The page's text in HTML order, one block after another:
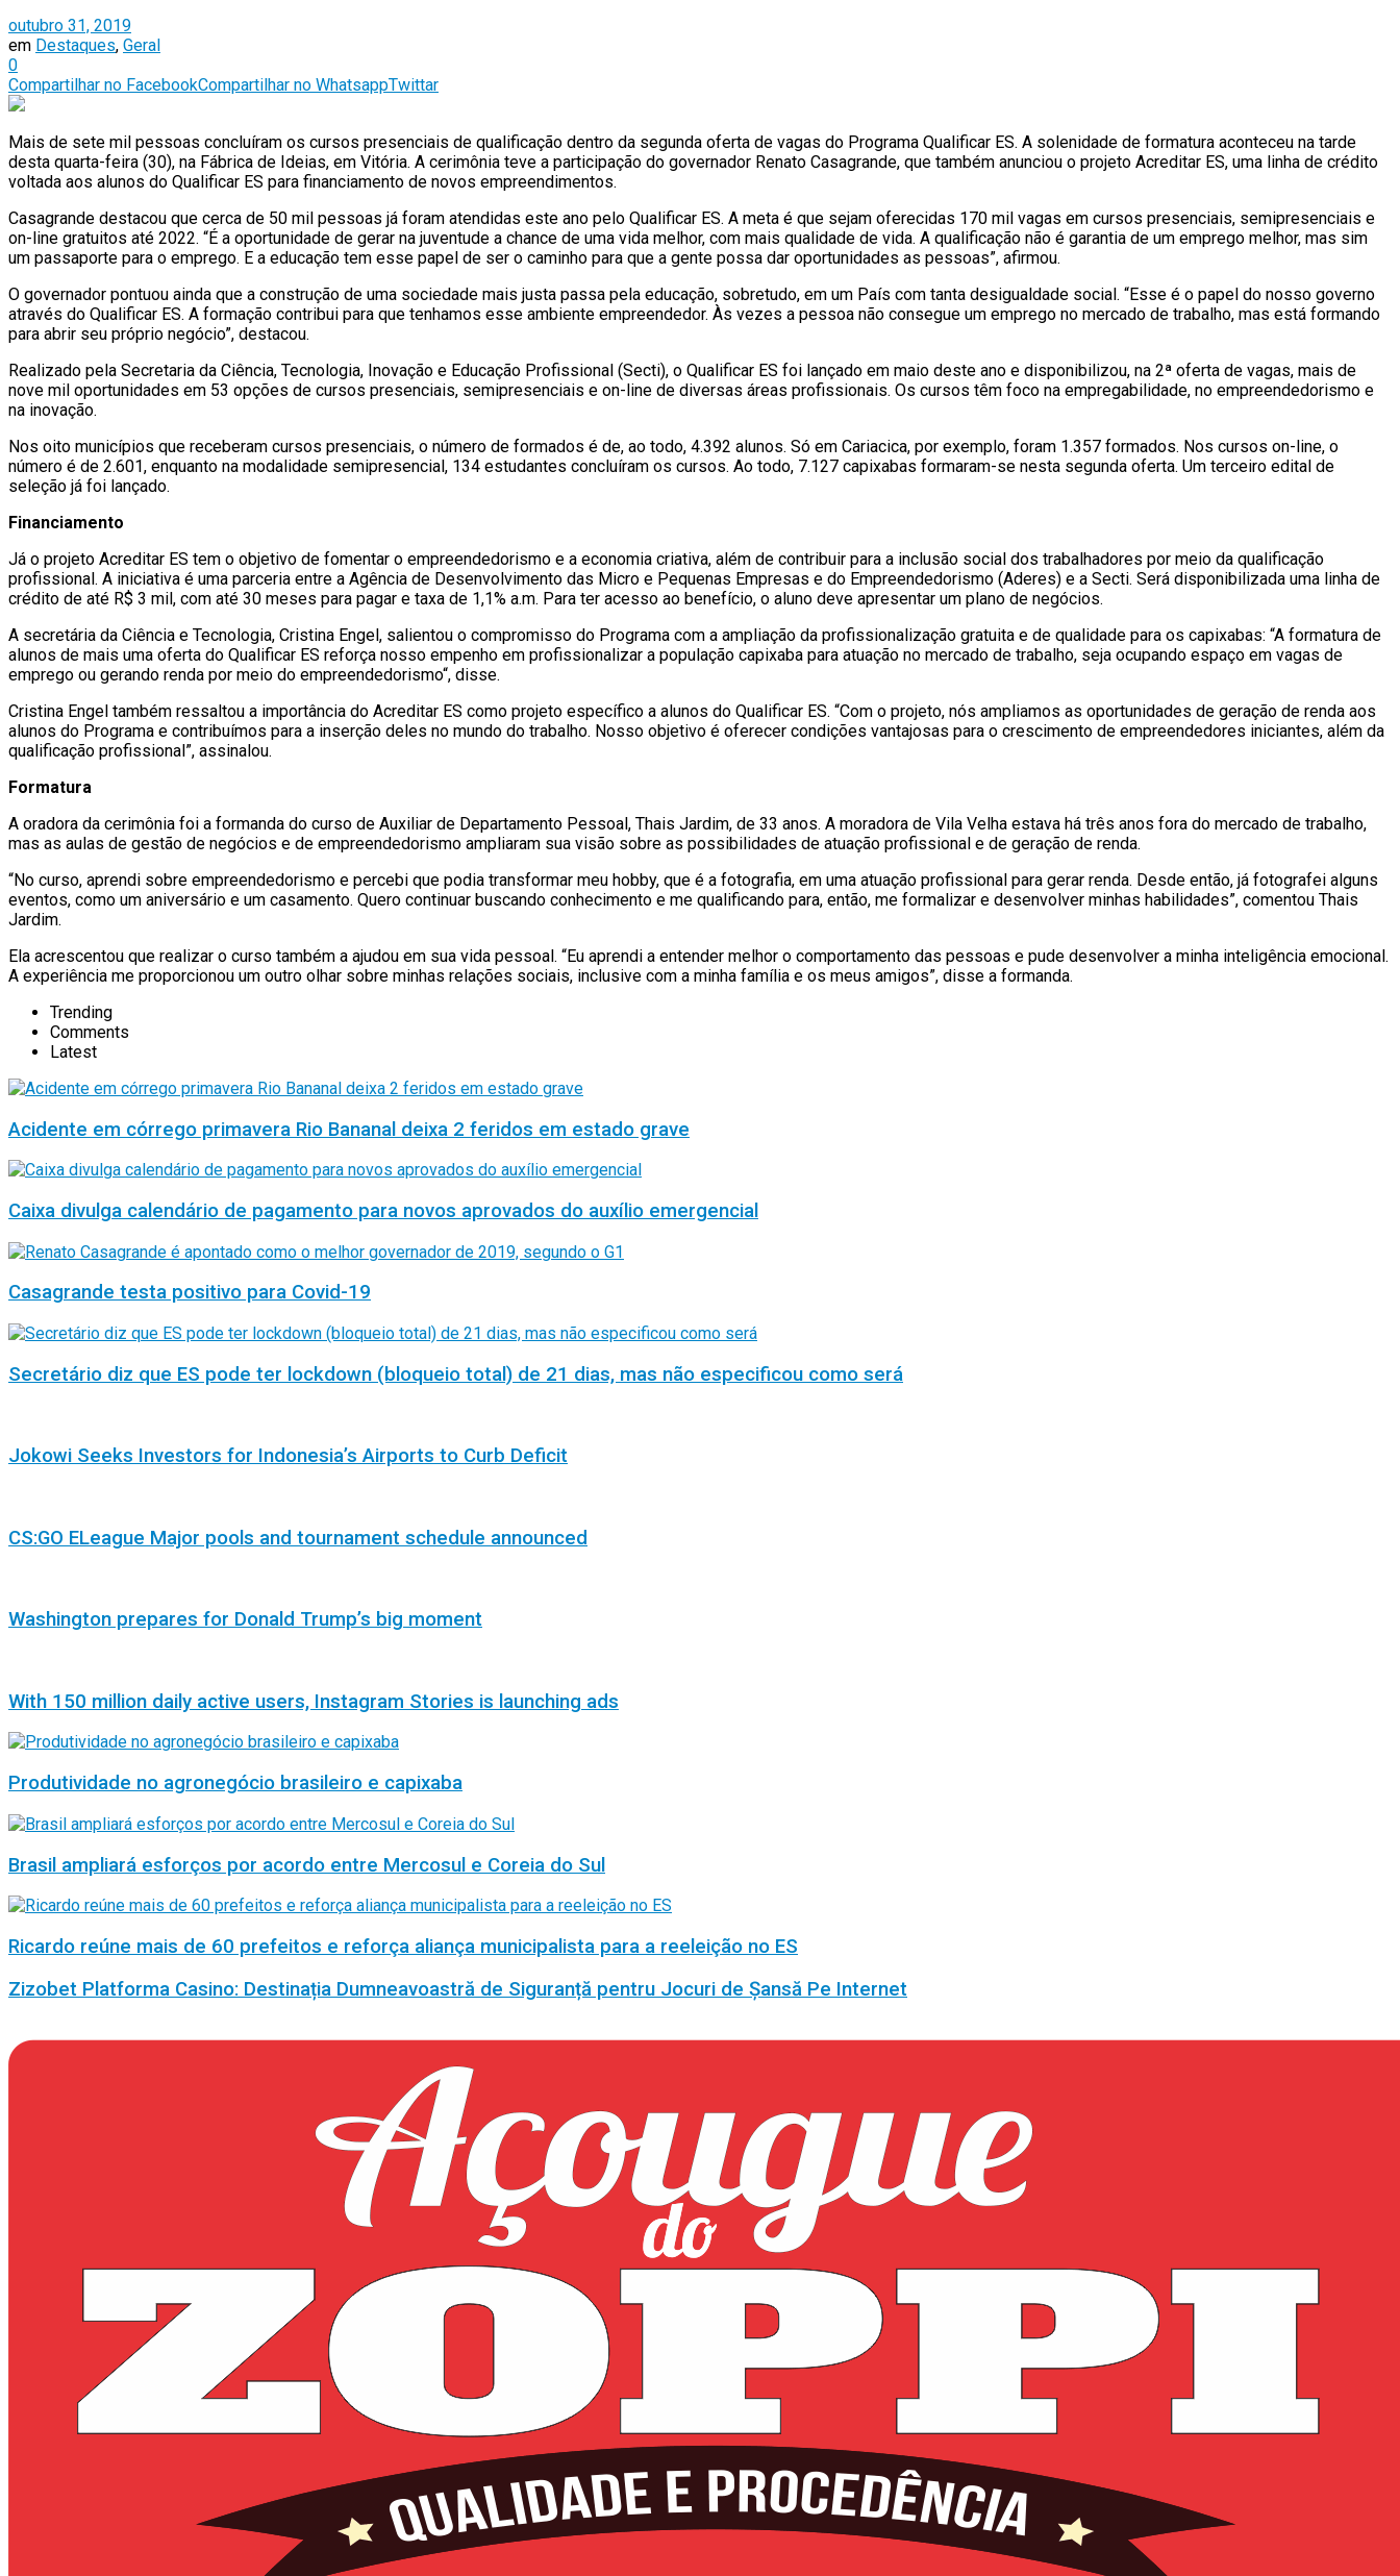
outubro 31, 2019
em Destaques, Geral
0
Compartilhar no FacebookCompartilhar no WhatsappTwittar
Mais de sete mil pessoas concluíram os cursos presenciais de qualificação dentro da segunda oferta de vagas do Programa Qualificar ES. A solenidade de formatura aconteceu na tarde
desta quarta-feira (30), na Fábrica de Ideias, em Vitória. A cerimônia teve a participação do governador Renato Casagrande, que também anunciou o projeto Acreditar ES, uma linha de crédito
voltada aos alunos do Qualificar ES para financiamento de novos empreendimentos.
Casagrande destacou que cerca de 50 mil pessoas já foram atendidas este ano pelo Qualificar ES. A meta é que sejam oferecidas 170 mil vagas em cursos presenciais, semipresenciais e
on-line gratuitos até 2022. “É a oportunidade de gerar na juventude a chance de uma vida melhor, com mais qualidade de vida. A qualificação não é garantia de um emprego melhor, mas sim
um passaporte para o emprego. E a educação tem esse papel de ser o caminho para que a gente possa dar oportunidades as pessoas”, afirmou.
O governador pontuou ainda que a construção de uma sociedade mais justa passa pela educação, sobretudo, em um País com tanta desigualdade social. “Esse é o papel do nosso governo
através do Qualificar ES. A formação contribui para que tenhamos esse ambiente empreendedor. Às vezes a pessoa não consegue um emprego no mercado de trabalho, mas está formando
para abrir seu próprio negócio”, destacou.
Realizado pela Secretaria da Ciência, Tecnologia, Inovação e Educação Profissional (Secti), o Qualificar ES foi lançado em maio deste ano e disponibilizou, na 2ª oferta de vagas, mais de
nove mil oportunidades em 53 opções de cursos presenciais, semipresenciais e on-line de diversas áreas profissionais. Os cursos têm foco na empregabilidade, no empreendedorismo e
na inovação.
Nos oito municípios que receberam cursos presenciais, o número de formados é de, ao todo, 4.392 alunos. Só em Cariacica, por exemplo, foram 1.357 formados. Nos cursos on-line, o
número é de 2.601, enquanto na modalidade semipresencial, 134 estudantes concluíram os cursos. Ao todo, 7.127 capixabas formaram-se nesta segunda oferta. Um terceiro edital de
seleção já foi lançado.
Financiamento
Já o projeto Acreditar ES tem o objetivo de fomentar o empreendedorismo e a economia criativa, além de contribuir para a inclusão social dos trabalhadores por meio da qualificação
profissional. A iniciativa é uma parceria entre a Agência de Desenvolvimento das Micro e Pequenas Empresas e do Empreendedorismo (Aderes) e a Secti. Será disponibilizada uma linha de
crédito de até R$ 3 mil, com até 30 meses para pagar e taxa de 1,1% a.m. Para ter acesso ao benefício, o aluno deve apresentar um plano de negócios.
A secretária da Ciência e Tecnologia, Cristina Engel, salientou o compromisso do Programa com a ampliação da profissionalização gratuita e de qualidade para os capixabas: “A formatura de
alunos de mais uma oferta do Qualificar ES reforça nosso empenho em profissionalizar a população capixaba para atuação no mercado de trabalho, seja ocupando espaço em vagas de
emprego ou gerando renda por meio do empreendedorismo“, disse.
Cristina Engel também ressaltou a importância do Acreditar ES como projeto específico a alunos do Qualificar ES. “Com o projeto, nós ampliamos as oportunidades de geração de renda aos
alunos do Programa e contribuímos para a inserção deles no mundo do trabalho. Nosso objetivo é oferecer condições vantajosas para o crescimento de empreendedores iniciantes, além da
qualificação profissional”, assinalou.
Formatura
A oradora da cerimônia foi a formanda do curso de Auxiliar de Departamento Pessoal, Thais Jardim, de 33 anos. A moradora de Vila Velha estava há três anos fora do mercado de trabalho,
mas as aulas de gestão de negócios e de empreendedorismo ampliaram sua visão sobre as possibilidades de atuação profissional e de geração de renda.
“No curso, aprendi sobre empreendedorismo e percebi que podia transformar meu hobby, que é a fotografia, em uma atuação profissional para gerar renda. Desde então, já fotografei alguns
eventos, como um aniversário e um casamento. Quero continuar buscando conhecimento e me qualificando para, então, me formalizar e desenvolver minhas habilidades”, comentou Thais
Jardim.
Ela acrescentou que realizar o curso também a ajudou em sua vida pessoal. “Eu aprendi a entender melhor o comportamento das pessoas e pude desenvolver a minha inteligência emocional.
A experiência me proporcionou um outro olhar sobre minhas relações sociais, inclusive com a minha família e os meus amigos”, disse a formanda.
Trending
Comments
Latest
Acidente em córrego primavera Rio Bananal deixa 2 feridos em estado grave
Caixa divulga calendário de pagamento para novos aprovados do auxílio emergencial
Casagrande testa positivo para Covid-19
Secretário diz que ES pode ter lockdown (bloqueio total) de 21 dias, mas não especificou como será
Jokowi Seeks Investors for Indonesia’s Airports to Curb Deficit
CS:GO ELeague Major pools and tournament schedule announced
Washington prepares for Donald Trump’s big moment
With 150 million daily active users, Instagram Stories is launching ads
Produtividade no agronegócio brasileiro e capixaba
Brasil ampliará esforços por acordo entre Mercosul e Coreia do Sul
Ricardo reúne mais de 60 prefeitos e reforça aliança municipalista para a reeleição no ES
Zizobet Platforma Casino: Destinația Dumneavoastră de Siguranță pentru Jocuri de Șansă Pe Internet